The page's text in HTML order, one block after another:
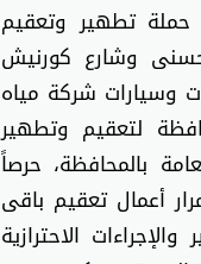
تطهير وتعقيم
وشارع كورنيش
وسيارات شركة مياه
لتعقيم وتطهير
بالمحافظة، حرصاً
أعمال تعقيم باقى
الاحترازية